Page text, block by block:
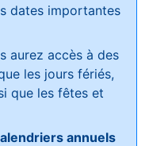
dates importantes
aurez accès à des
les jours fériés,
que les fêtes et
annuels